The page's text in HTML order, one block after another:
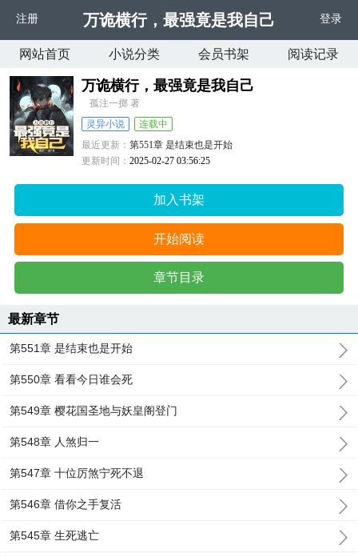
注册 万诡横行，最强竟是我自己 登录
网站首页 小说分类 会员书架 阅读记录
万诡横行，最强竟是我自己
孤注一掷 著
灵异小说
连载中
最近更新：第551章 是结束也是开始
更新时间：2025-02-27 03:56:25
加入书架
开始阅读
章节目录
最新章节
第551章 是结束也是开始
第550章 看看今日谁会死
第549章 樱花国圣地与妖皇阁登门
第548章 人煞归一
第547章 十位厉煞宁死不退
第546章 借你之手复活
第545章 生死逃亡